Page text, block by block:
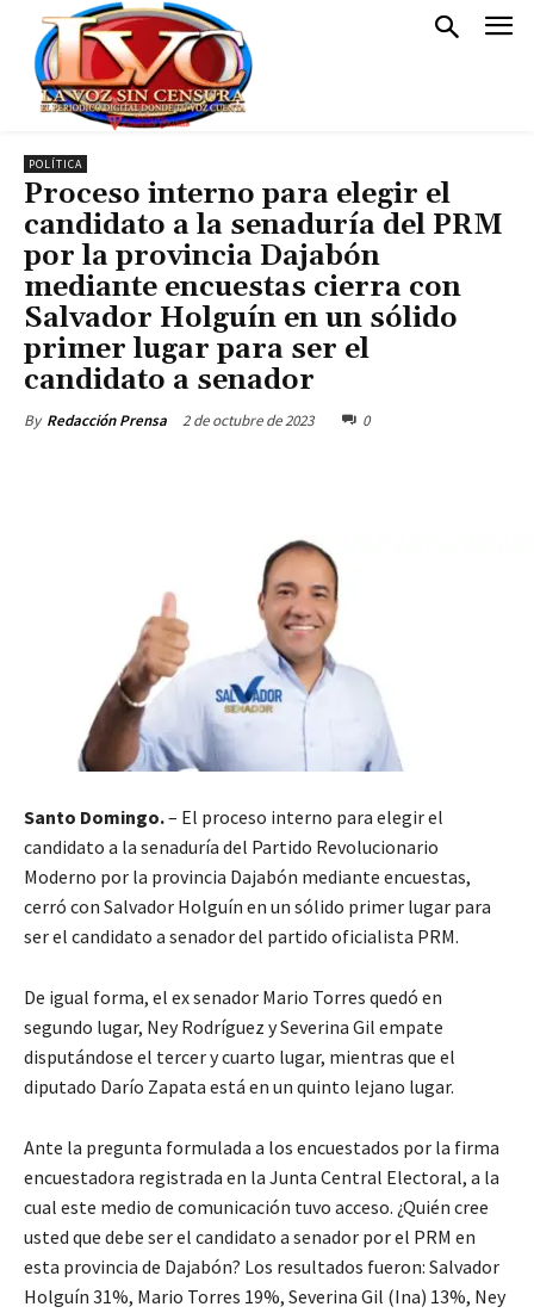
POLÍTICA
Proceso interno para elegir el
candidato a la senaduría del PRM
por la provincia Dajabón
mediante encuestas cierra con
Salvador Holguín en un sólido
primer lugar para ser el
candidato a senador
By Redacción Prensa 2 de octubre de 2023 0
Santo Domingo.– El proceso interno para elegir el
candidato a la senaduría del Partido Revolucionario
Moderno por la provincia Dajabón mediante encuestas,
cerró con Salvador Holguín en un sólido primer lugar para
ser el candidato a senador del partido oficialista PRM.
De igual forma, el ex senador Mario Torres quedó en
segundo lugar, Ney Rodríguez y Severina Gil empate
disputándose el tercer y cuarto lugar, mientras que el
diputado Darío Zapata está en un quinto lejano lugar.
Ante la pregunta formulada a los encuestados por la firma
encuestadora registrada en la Junta Central Electoral, a la
cual este medio de comunicación tuvo acceso. ¿Quién cree
usted que debe ser el candidato a senador por el PRM en
esta provincia de Dajabón? Los resultados fueron: Salvador
Holguín 31%, Mario Torres 19%, Severina Gil (Ina) 13%, Ney